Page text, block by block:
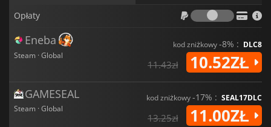
Opłaty
Opłaty
Eneba
Steam · Global
kod zniżkowy-8% : DLC8
11.43zł 10.52ZŁ
GAMESEAL
Steam · Global
kod zniżkowy-17% : SEAL17DLC
13.25zł 11.00ZŁ